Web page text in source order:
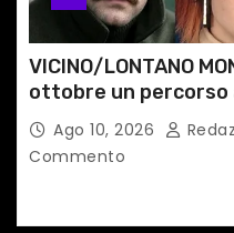
VICINO/LONTANO
ottobre un percorso
MONTAGNA DEL FVG
Ago 10, 2026
Commento